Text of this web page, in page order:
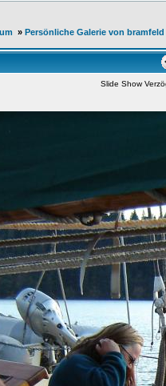
» Persönliche Galerie von bramfeld
Slide Show